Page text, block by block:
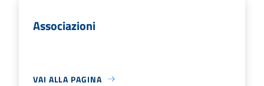
Associazioni
VAI ALLA PAGINA